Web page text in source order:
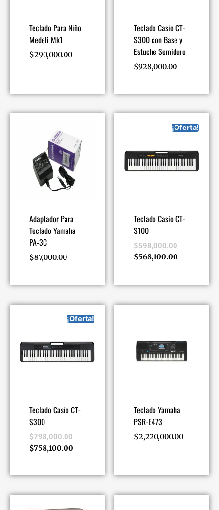
Teclado Para Niño
Medeli Mk1
$290,000.00
Teclado Casio CT-
S300 con Base y
Estuche Semiduro
$928,000.00
Adaptador Para
Teclado Yamaha
PA-3C
$87,000.00
¡Oferta!
Teclado Casio CT-
S100
$598,000.00
$568,100.00
¡Oferta!
Teclado Casio CT-
S300
$798,000.00
$758,100.00
Teclado Yamaha
PSR-E473
$2,220,000.00